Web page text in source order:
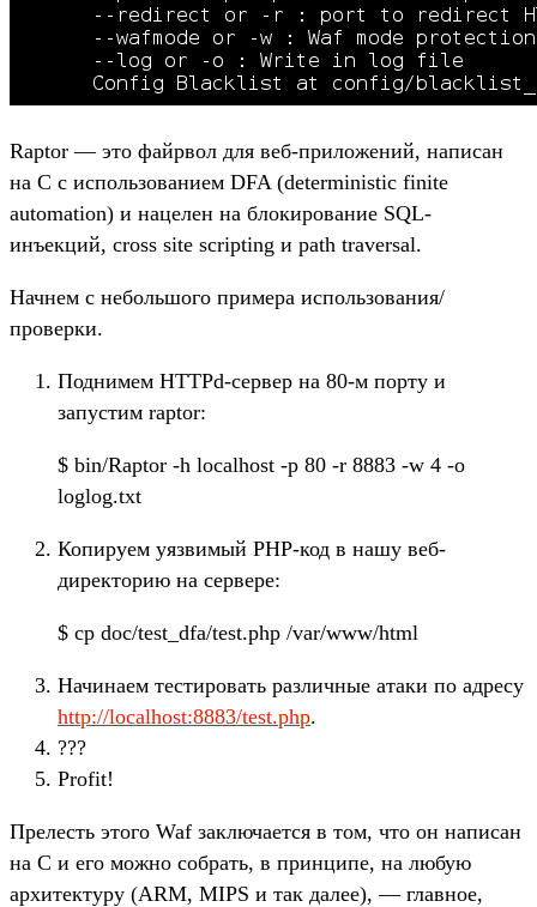
Raptor — это файрвол для веб-приложений, написан
на С с использованием DFA (deterministic finite
automation) и нацелен на блокирование SQL-
инъекций, cross site scripting и path traversal.
Начнем с небольшого примера использования/
проверки.
Поднимем HTTPd-сервер на 80-м порту и
запустим raptor:
$ bin/Raptor -h localhost -p 80 -r 8883 -w 4 -o
loglog.txt
Копируем уязвимый PHP-код в нашу веб-
директорию на сервере:
$ cp doc/test_dfa/test.php /var/www/html
Начинаем тестировать различные атаки по адресу
http://localhost:8883/test.php.
???
Profit!
Прелесть этого Waf заключается в том, что он написан
на С и его можно собрать, в принципе, на любую
архитектуру (ARM, MIPS и так далее), — главное,